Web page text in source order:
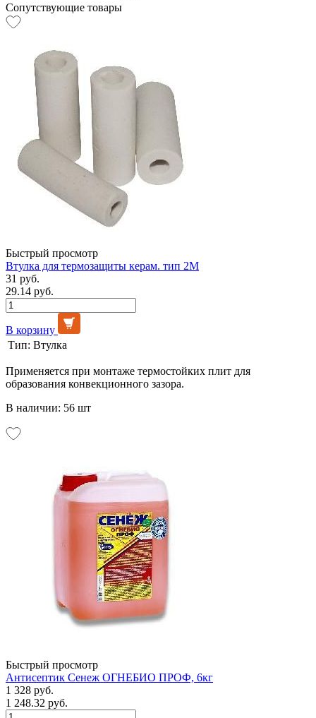
Сопутствующие товары
Быстрый просмотр
Втулка для термозащиты керам. тип 2М
31 руб.
29.14 руб.
В корзину
Тип: Втулка
Применяется при монтаже термостойких плит для
образования конвекционного зазора.
В наличии: 56 шт
Быстрый просмотр
Антисептик Сенеж ОГНЕБИО ПРОФ, 6кг
1 328 руб.
1 248.32 руб.